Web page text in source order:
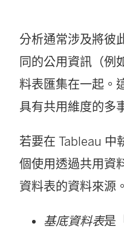
分析通常涉及將彼
同的公用資訊（例
料表匯集在一起。
具有共用維度的多
若要在 Tableau 中
個使用透過共用資
資料表的資料來源。
基底資料表是